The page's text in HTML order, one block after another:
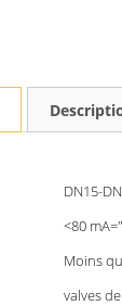
DN15-
<80
Moins
valves